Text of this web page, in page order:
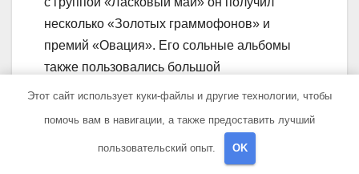
несколько «Золотых граммофонов» и
премий «Овация». Его сольные альбомы
также пользовались большой
популярностью, и многие его песни стали
многократно выступал на больших
концертных площадках и у него имеется
Этот сайт использует куки-файлы и другие технологии, чтобы
помочь вам в навигации, а также предоставить лучший
пользовательский опыт. OK